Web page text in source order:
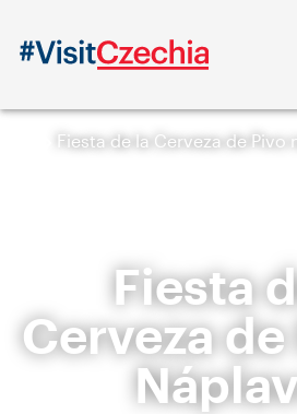
Fiesta de la Cerveza de Pivo
Fiesta
Cerveza